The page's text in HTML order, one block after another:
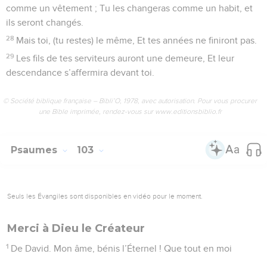
comme un vêtement ; Tu les changeras comme un habit, et
ils seront changés.
28 Mais toi, (tu restes) le même, Et tes années ne finiront pas.
29 Les fils de tes serviteurs auront une demeure, Et leur
descendance s’affermira devant toi.
© Société biblique française – Bibli’O, 1978, avec autorisation. Pour vous procurer
une Bible imprimée, rendez-vous sur www.editionsbiblio.fr
Psaumes 103
Seuls les Évangiles sont disponibles en vidéo pour le moment.
Merci à Dieu le Créateur
1 De David. Mon âme, bénis l’Éternel ! Que tout en moi